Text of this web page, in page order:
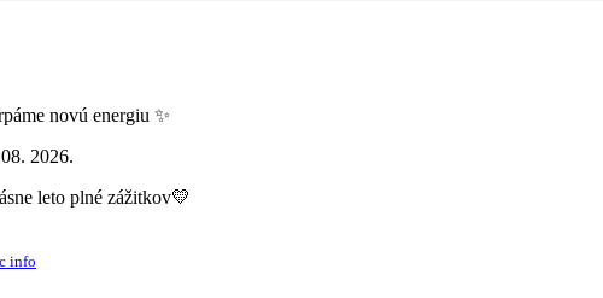
novú energiu ✨
2026.
leto plné zážitkov💛
info